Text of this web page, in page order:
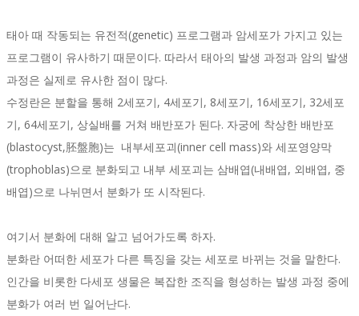
태아 때 작동되는 유전적(genetic) 프로그램과 암세포가 가지고 있는
프로그램이 유사하기 때문이다. 따라서 태아의 발생 과정과 암의 발생
과정은 실제로 유사한 점이 많다.
수정란은 분할을 통해 2세포기, 4세포기, 8세포기, 16세포기, 32세포
기, 64세포기, 상실배를 거쳐 배반포가 된다. 자궁에 착상한 배반포
(blastocyst,胚盤胞)는 내부세포괴(inner cell mass)와 세포영양막
(trophoblas)으로 분화되고 내부 세포괴는 삼배엽(내배엽, 외배엽, 중
배엽)으로 나뉘면서 분화가 또 시작된다.
여기서 분화에 대해 알고 넘어가도록 하자.
분화란 어떠한 세포가 다른 특징을 갖는 세포로 바뀌는 것을 말한다.
인간을 비롯한 다세포 생물은 복잡한 조직을 형성하는 발생 과정 중에
분화가 여러 번 일어난다.